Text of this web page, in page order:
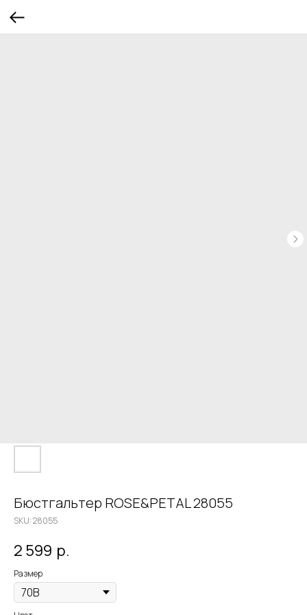
Бюстгальтер ROSE&PETAL 28055
SKU:28055
2 599 р.
Размер